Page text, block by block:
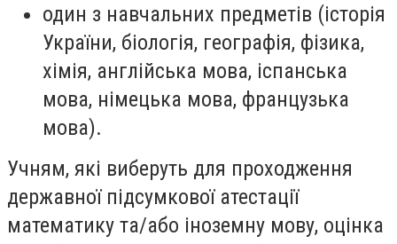
один з навчальних предметів (історія
України, біологія, географія, фізика,
хімія, англійська мова, іспанська
мова, німецька мова, французька
мова).
Учням, які виберуть для проходження
державної підсумкової атестації
математику та/або іноземну мову, оцінка